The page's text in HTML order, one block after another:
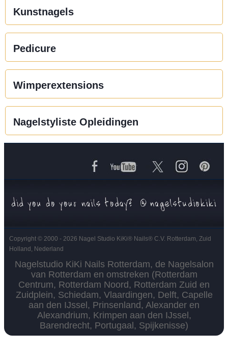
Kunstnagels
Pedicure
Wimperextensions
Nagelstyliste Opleidingen
Copyright © 2000 - 2026 Nagel Studio KiKi® Nails® C.V. Rotterdam, Zuid
Holland, Nederland
Nagelstudio KiKi Nails Rotterdam, de Nagelsalon
van Rotterdam en omstreken (Rotterdam
Centrum, Rotterdam Noord, Rotterdam Zuid en
Zuidplein, Schiedam, Vlaardingen, Delft, Capelle
aan den IJssel, Prinsenland, Alexander en
Alexandrium, Krimpen aan den IJssel,
Barendrecht, Portugaal, Spijkenisse)